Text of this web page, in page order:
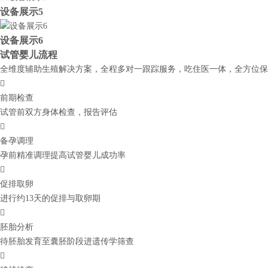
设备展示5
设备展示6
试管婴儿流程
全维度辅助生殖解决方案，全程多对一跟踪服务，吃住医一体，全方位

前期检查
试管前双方身体检查，报告评估

备孕调理
孕前精准调理提高试管婴儿成功率

促排取卵
进行约13天的促排与取卵期

胚胎分析
待胚胎发育至囊胚阶段进遗传学筛查
